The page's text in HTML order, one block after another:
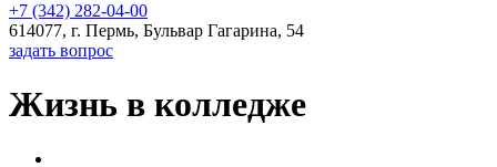
+7 (342) 282-04-00
614077, г. Пермь, Бульвар Гагарина, 54
задать вопрос
Жизнь в колледже